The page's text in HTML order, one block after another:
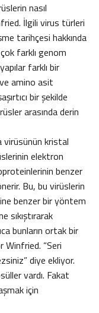
nasıl
İlgili virus türleri
tarihçesi hakkında
farklı genom
farklı bir
amino asit
bir şekilde
arasında derin
virüsünün kristal
elektron
benzer
Bu, bu virüslerin
benzer bir yöntem
sıkıştırarak
bunların ortak bir
Winfried. “Seri
diye ekliyor.
vardı. Fakat
için